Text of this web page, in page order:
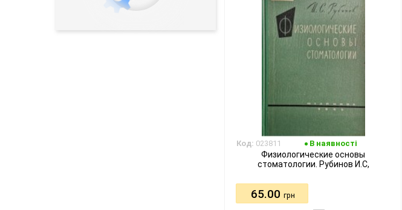
Код: 023811 В наявності
Физиологические основы
стоматологии. Рубинов И.С,
65.00 грн